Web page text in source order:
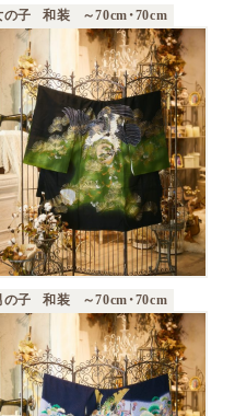
の子 和装 ～70cm・70cm
の子 和装 ～70cm・70cm